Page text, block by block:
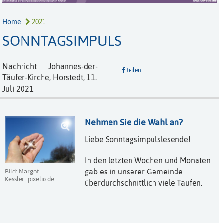
Home 2021
SONNTAGSIMPULS
Nachricht
Johannes-der-
Täufer-Kirche, Horstedt, 11.
Juli 2021
teilen
Bild: Margot
Kessler_pixelio.de
Nehmen Sie die Wahl an?
Liebe Sonntagsimpulslesende!
In den letzten Wochen und Monaten
gab es in unserer Gemeinde
überdurchschnittlich viele Taufen.